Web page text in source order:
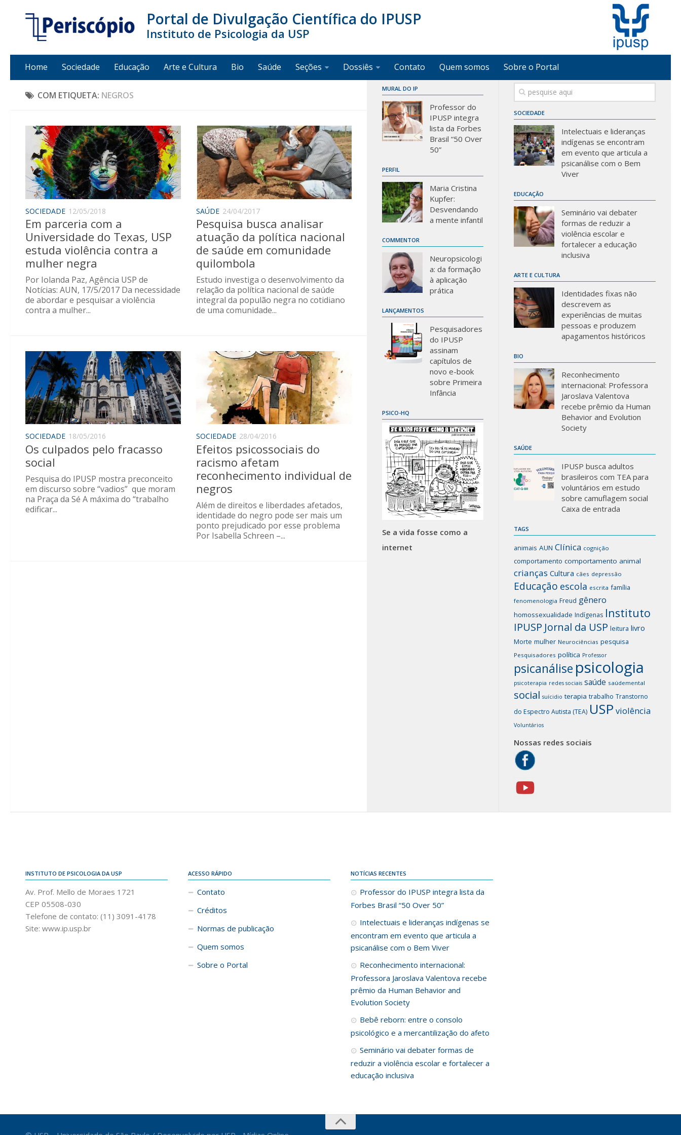
Portal de Divulgação Científica do IPUSP
Instituto de Psicologia da USP
Home Sociedade Educação Arte e Cultura Bio Saúde Seções Dossiês Contato Quem somos Sobre o Portal
COM ETIQUETA: NEGROS
SOCIEDADE 12/05/2018
Em parceria com a
Universidade do Texas, USP
estuda violência contra a
mulher negra
Por Iolanda Paz, Agência USP de
Notícias: AUN, 17/5/2017 Da necessidade
de abordar e pesquisar a violência
contra a mulher...
SAÚDE 24/04/2017
Pesquisa busca analisar
atuação da política nacional
de saúde em comunidade
quilombola
Estudo investiga o desenvolvimento da
relação da política nacional de saúde
integral da populão negra no cotidiano
de uma comunidade...
SOCIEDADE 18/05/2016
Os culpados pelo fracasso
social
Pesquisa do IPUSP mostra preconceito
em discurso sobre “vadios” que moram
na Praça da Sé A máxima do “trabalho
edificar...
SOCIEDADE 28/04/2016
Efeitos psicossociais do
racismo afetam
reconhecimento individual de
negros
Além de direitos e liberdades afetados,
identidade do negro pode ser mais um
ponto prejudicado por esse problema
Por Isabella Schreen –...
SOCIEDADE
Intelectuais e lideranças
indígenas se encontram
em evento que articula a
psicanálise com o Bem
Viver
EDUCAÇÃO
Seminário vai debater
formas de reduzir a
violência escolar e
fortalecer a educação
inclusiva
ARTE E CULTURA
Identidades fixas não
descrevem as
experiências de muitas
pessoas e produzem
apagamentos históricos
BIO
Reconhecimento
internacional: Professora
Jaroslava Valentova
recebe prêmio da Human
Behavior and Evolution
Society
SAÚDE
IPUSP busca adultos
brasileiros com TEA para
voluntários em estudo
sobre camuflagem social
Caixa de entrada
TAGS
animais AUN Clínica cognição
comportamento comportamento animal
crianças Cultura cães depressão
Educação escola escrita família
fenomenologia Freud gênero
homossexualidade Indígenas Instituto
IPUSP Jornal da USP leitura livro
Morte mulher Neurociências pesquisa
Pesquisadores política Professor
psicanálise psicologia
psicoterapia redes sociais saúde saúdemental
social suícidio terapia trabalho Transtorno
do Espectro Autista (TEA) USP violência
Voluntários
Nossas redes sociais
MURAL DO IP
Professor do
IPUSP integra
lista da Forbes
Brasil “50 Over
50”
PERFIL
Maria Cristina
Kupfer:
Desvendando
a mente infantil
COMMENTOR
Neuropsicologi
a: da formação
à aplicação
prática
LANÇAMENTOS
Pesquisadores
do IPUSP
assinam
capítulos de
novo e-book
sobre Primeira
Infância
PSICO-HQ
Se a vida fosse como a
internet
INSTITUTO DE PSICOLOGIA DA USP
Av. Prof. Mello de Moraes 1721
CEP 05508-030
Telefone de contato: (11) 3091-4178
Site: www.ip.usp.br
ACESSO RÁPIDO
Contato
Créditos
Normas de publicação
Quem somos
Sobre o Portal
NOTÍCIAS RECENTES
Professor do IPUSP integra lista da
Forbes Brasil “50 Over 50”
Intelectuais e lideranças indígenas se
encontram em evento que articula a
psicanálise com o Bem Viver
Reconhecimento internacional:
Professora Jaroslava Valentova recebe
prêmio da Human Behavior and
Evolution Society
Bebê reborn: entre o consolo
psicológico e a mercantilização do afeto
Seminário vai debater formas de
reduzir a violência escolar e fortalecer a
educação inclusiva